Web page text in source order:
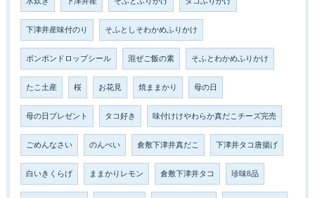
下津井産味付のり そふとしそわかめふりかけ
ボンボンドロップシール 混ぜご飯の素 そふとわかめふりかけ
たこ土産 桜 お花見 焼ままかり 母の日
母の日プレゼント タコ好き 味付けけやわらか真だこチーズ完売
ごめんなさい のんべい 倉敷下津井真だこ 下津井タコ唐揚げ
白いきくらげ ままかりレモン 倉敷下津井タコ 珍味8品